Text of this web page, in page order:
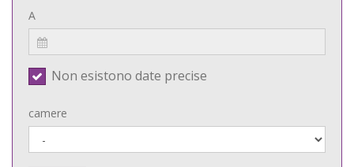
A
Non esistono date precise
camere